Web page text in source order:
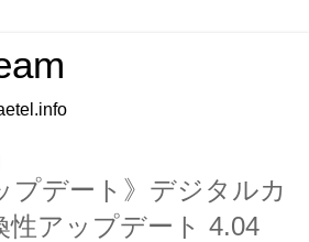
プデート》デジタルカ
性アップデート 4.04